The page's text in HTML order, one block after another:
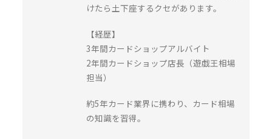
けたら土下座するクセがあります。
【経歴】
3年間カードショップアルバイト
2年間カードショップ店長（遊戯王相場
担当）
約5年カード業界に携わり、カード相場
の知識を習得。